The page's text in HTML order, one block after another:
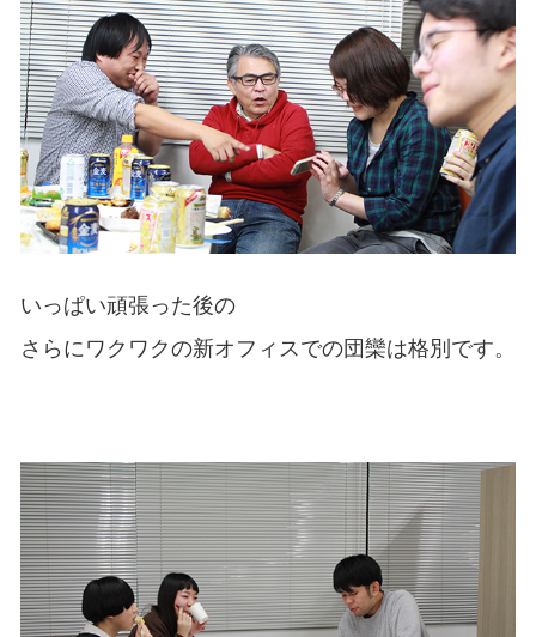
いっぱい頑張った後の
さらにワクワクの新オフィスでの団欒は格別です。